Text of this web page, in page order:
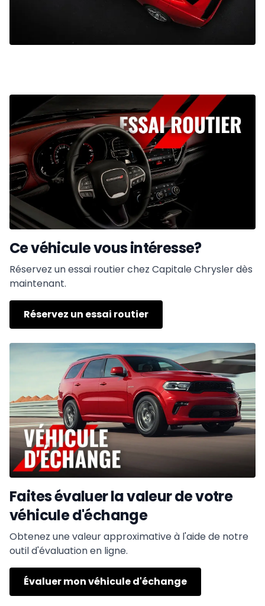
Ce véhicule vous intéresse?
Réservez un essai routier chez Capitale Chrysler dès
maintenant.
Réservez un essai routier
Faites évaluer la valeur de votre
véhicule d'échange
Obtenez une valeur approximative à l'aide de notre
outil d'évaluation en ligne.
Évaluer mon véhicule d'échange